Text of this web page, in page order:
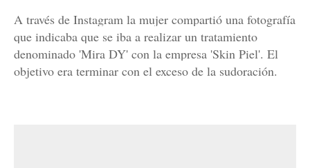
A través de Instagram la mujer compartió una fotografía
que indicaba que se iba a realizar un tratamiento
denominado 'Mira DY' con la empresa 'Skin Piel'. El
objetivo era terminar con el exceso de la sudoración.